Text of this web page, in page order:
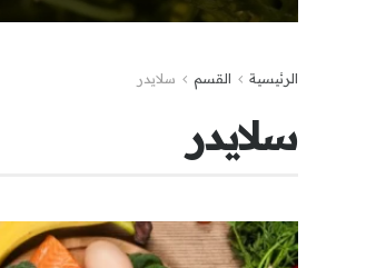
الرئيسية القسم سلايدر
سلايدر